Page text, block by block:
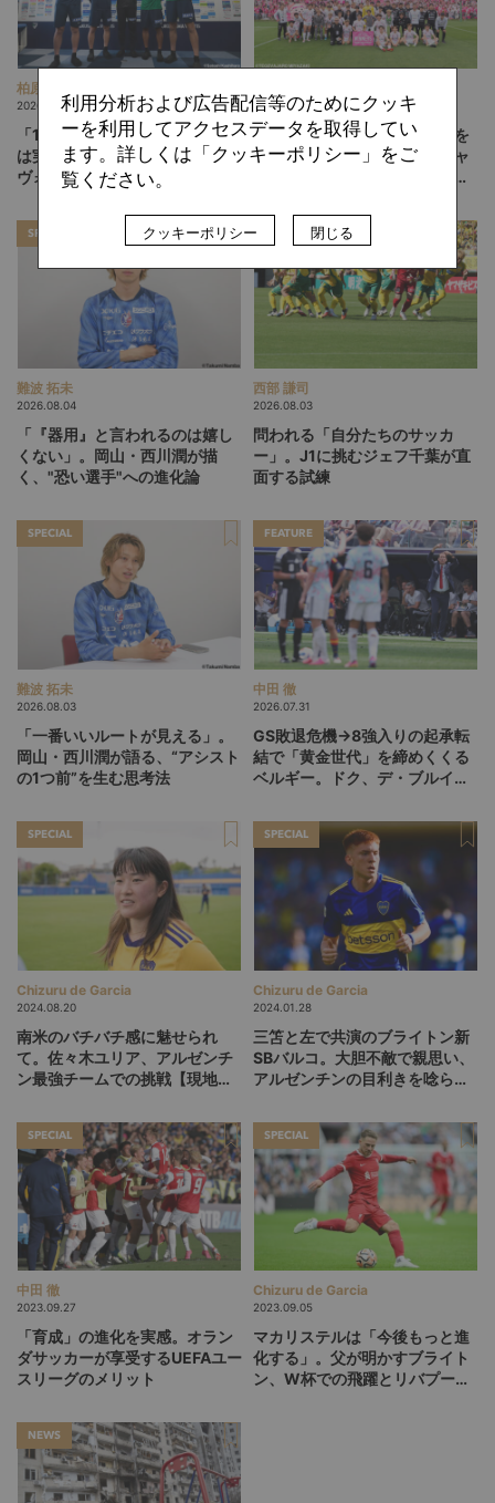
柏原 敏
2026.08.06
「13人、14人」のフットボール
は実現するか。吉本監督の徳島
ヴォルティスが描く“新章”
2026.08.05
「みんなのセカンドクラブ」を
目指して。躍進するテゲバジャ
ーロ宮崎が示す「クラブを育て
SPECIAL
難波 拓未
2026.08.04
「『器用』と言われるのは嬉し
くない」。岡山・西川潤が描
く、"恐い選手"への進化論
西部 謙司
2026.08.03
問われる「自分たちのサッカ
ー」。J1に挑むジェフ千葉が直
面する試練
SPECIAL
難波 拓未
2026.08.03
「一番いいルートが見える」。
岡山・西川潤が語る、“アシスト
の1つ前”を生む思考法
FEATURE
中田 徹
2026.07.31
GS敗退危機→8強入りの起承転
結で「黄金世代」を締めくくる
ベルギー。ドク、デ・ブルイネ
ディ・ガルシア劇場の裏側
SPECIAL
Chizuru de Garcia
2024.08.20
南米のバチバチ感に魅せられ
て。佐々木ユリア、アルゼンチ
ン最強チームでの挑戦【現地取
SPECIAL
Chizuru de Garcia
2024.01.28
三笘と左で共演のブライトン新
SBバルコ。大胆不敵で親思い、
アルゼンチンの目利きを唸らせ
SPECIAL
中田 徹
2023.09.27
「育成」の進化を実感。オラン
ダサッカーが享受するUEFAユー
スリーグのメリット
SPECIAL
Chizuru de Garcia
2023.09.05
マカリステルは「今後もっと進
化する」。父が明かすブライト
ン、W杯での飛躍とリバプール
NEWS
利用分析および広告配信等のためにクッキ
ーを利用してアクセスデータを取得してい
ます。詳しくは「クッキーポリシー」をご
覧ください。
クッキーポリシー 閉じる